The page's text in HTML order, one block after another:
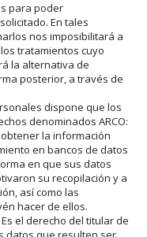
para poder
En tales
nos imposibilitará a
tratamientos cuyo
la alternativa de
posterior, a través de
dispone que los
denominados ARCO:
la información
en bancos de datos
en que sus datos
su recopilación y a
así como las
hacer de ellos.
Es el derecho del titular de